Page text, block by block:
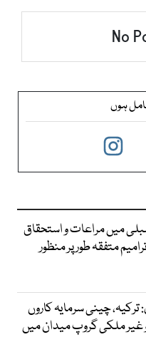
No
ہوں
میں مراعات و استحقاق
چینی سرمایہ کاروں